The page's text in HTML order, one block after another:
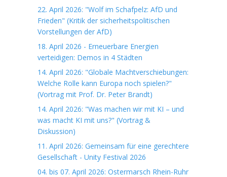
22. April 2026: "Wolf im Schafpelz: AfD und
Frieden" (Kritik der sicherheitspolitischen
Vorstellungen der AfD)
18. April 2026 - Erneuerbare Energien
verteidigen: Demos in 4 Städten
14. April 2026: "Globale Machtverschiebungen:
Welche Rolle kann Europa noch spielen?"
(Vortrag mit Prof. Dr. Peter Brandt)
14. April 2026: "Was machen wir mit KI – und
was macht KI mit uns?" (Vortrag &
Diskussion)
11. April 2026: Gemeinsam für eine gerechtere
Gesellschaft - Unity Festival 2026
04. bis 07. April 2026: Ostermarsch Rhein-Ruhr